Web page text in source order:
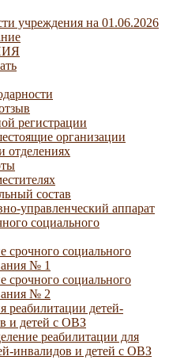
учреждения на 01.06.2026
регистрации
организации
отделениях
состав
управленческий аппарат
социального
срочного социального
№ 1
срочного социального
№ 2
реабилитации детей-
и детей с ОВЗ
реабилитации для
инвалидов и детей с ОВЗ